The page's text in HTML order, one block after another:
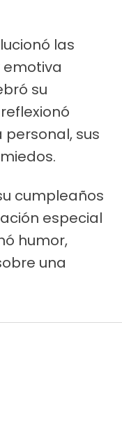
las
emotiva
su
personal, sus
cumpleaños
especial
humor,
una